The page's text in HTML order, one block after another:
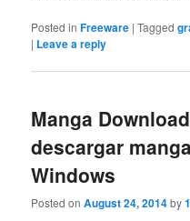
Posted in Freeware |Tagged
| Leave a reply
Manga
descargar
Windows
Posted onAugust 24, 2014by